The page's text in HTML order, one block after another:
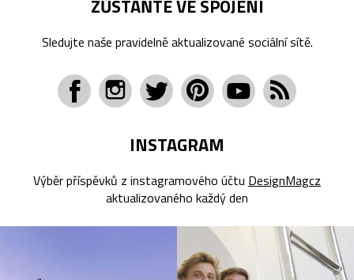
ZŮSTAŇTE VE SPOJENÍ
Sledujte naše pravidelně aktualizované sociální sítě.
INSTAGRAM
Výběr příspěvků z instagramového účtu DesignMagcz
aktualizovaného každý den